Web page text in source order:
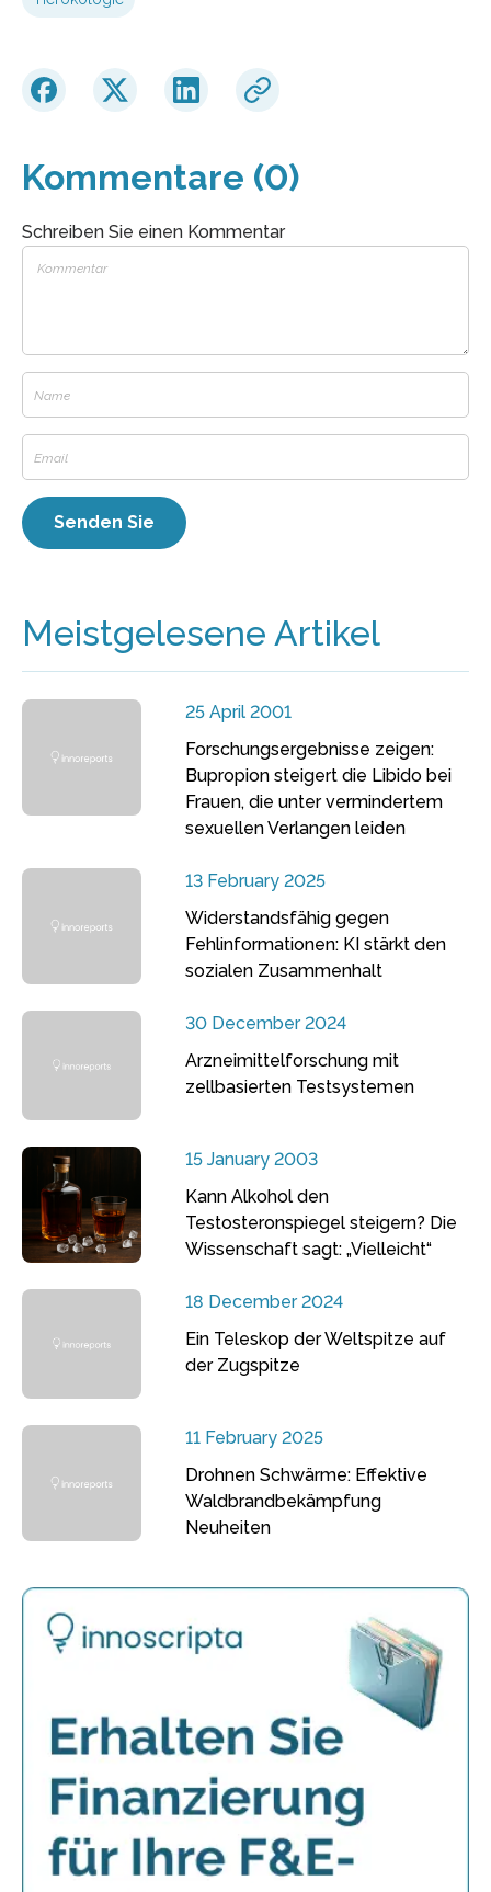
Kommentare (0)
Schreiben Sie einen Kommentar
Meistgelesene Artikel
25 April 2001
Forschungsergebnisse zeigen:
Bupropion steigert die Libido bei
Frauen, die unter vermindertem
sexuellen Verlangen leiden
13 February 2025
Widerstandsfähig gegen
Fehlinformationen: KI stärkt den
sozialen Zusammenhalt
30 December 2024
Arzneimittelforschung mit
zellbasierten Testsystemen
15 January 2003
Kann Alkohol den
Testosteronspiegel steigern? Die
Wissenschaft sagt: „Vielleicht“
18 December 2024
Ein Teleskop der Weltspitze auf
der Zugspitze
11 February 2025
Drohnen Schwärme: Effektive
Waldbrandbekämpfung
Neuheiten